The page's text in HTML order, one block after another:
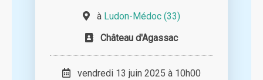
à Ludon-Médoc (33)
Château d'Agassac
vendredi 13 juin 2025 à 10h00